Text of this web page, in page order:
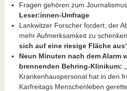
Fragen gehören zum
Leser:innen-Umfrage
Lankwitzer Forscher fordert, der
mehr Aufmerksamkeit zu
sich auf eine riesige Fläche
Neun Minuten nach dem Alarm
brennenden Behring-Klinikum:
Krankenhauspersonal hat in den
Karfreitags Menschenleben